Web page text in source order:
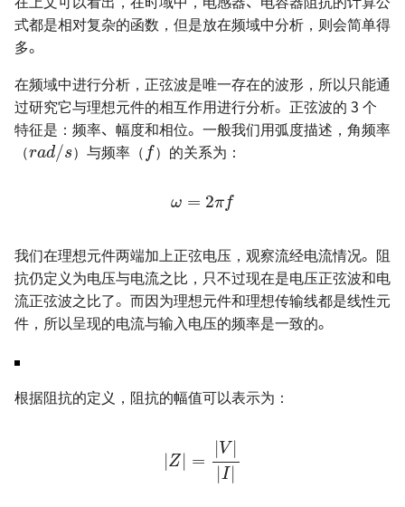
式都是相对复杂的函数，但是放在频域中分析，则会简单得
多。
在频域中进行分析，正弦波是唯一存在的波形，所以只能通
过研究它与理想元件的相互作用进行分析。正弦波的 3 个
特征是：频率、幅度和相位。一般我们用弧度描述，角频率
（
rad / s
）与频率（
f
）的关系为：
ω= 2πf
我们在理想元件两端加上正弦电压，观察流经电流情况。阻
抗仍定义为电压与电流之比，只不过现在是电压正弦波和电
流正弦波之比了。而因为理想元件和理想传输线都是线性元
件，所以呈现的电流与输入电压的频率是一致的。
根据阻抗的定义，阻抗的幅值可以表示为：
V||I